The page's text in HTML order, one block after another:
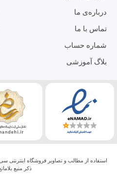
درباره‌ی ما
تماس با ما
شماره حساب
بلاگ آموزشی
استفاده از مطالب و تصاویر فروشگاه اینترنتی
ذکر منبع